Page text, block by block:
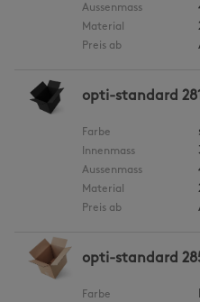
Aussenmass
Material
Preis ab
opti-standard
Farbe
Innenmass
Aussenmass
Material
Preis ab
opti-standard
Farbe